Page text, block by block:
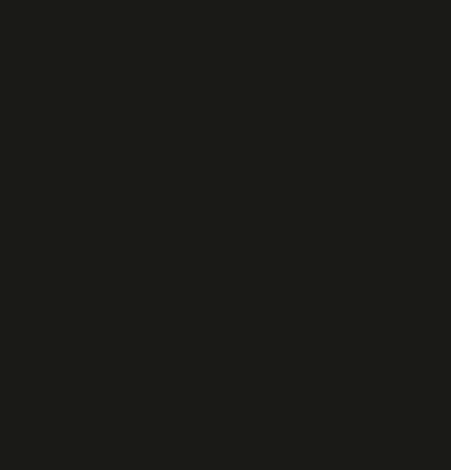
o fim da temporada 2023
aí o Glorioso teria de negociar com o PSV, já
holandês e tem vínculo até junho.
agora aguarda uma contraproposta, e as
diretamente por